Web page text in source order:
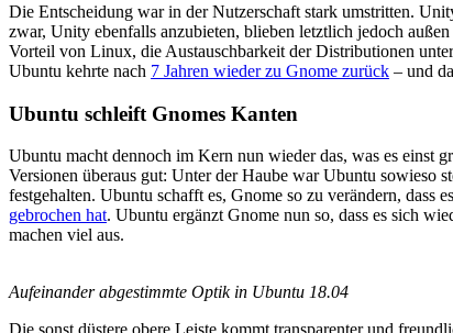
Die Entscheidung war in der Nutzerschaft stark umstritten.
zwar, Unity ebenfalls anzubieten, blieben letztlich jedoch
Vorteil von Linux, die Austauschbarkeit der Distributionen
Ubuntu kehrte nach 7 Jahren wieder zu Gnome zurück – und
Ubuntu schleift Gnomes Kanten
Ubuntu macht dennoch im Kern nun wieder das, was es einst
Versionen überaus gut: Unter der Haube war Ubuntu sowieso
festgehalten. Ubuntu schafft es, Gnome so zu verändern,
gebrochen hat. Ubuntu ergänzt Gnome nun so, dass es sich
machen viel aus.
Aufeinander abgestimmte Optik in Ubuntu 18.04